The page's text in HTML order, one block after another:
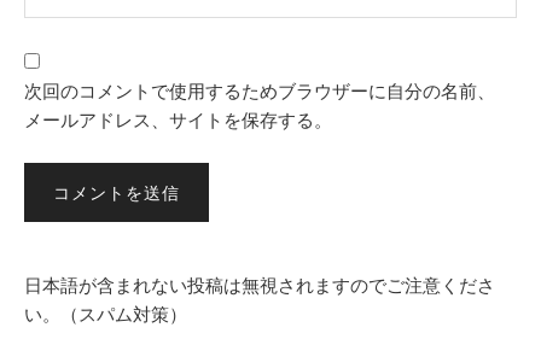
次回のコメントで使用するためブラウザーに自分の名前、
メールアドレス、サイトを保存する。
日本語が含まれない投稿は無視されますのでご注意くださ
い。（スパム対策）